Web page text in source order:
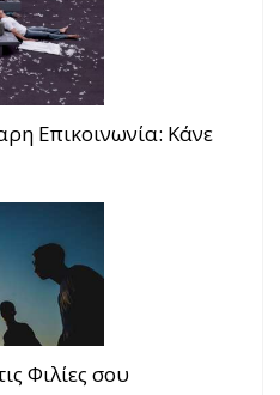
Επικοινωνία: Κάνε
Φιλίες σου